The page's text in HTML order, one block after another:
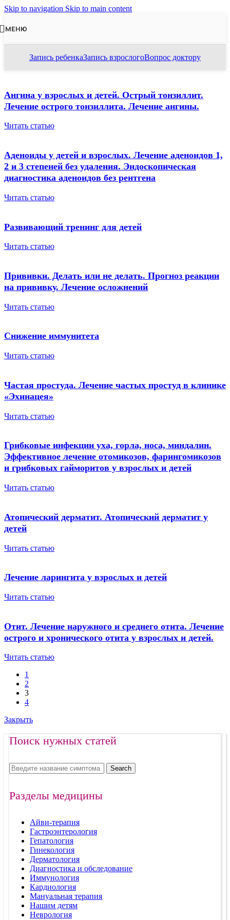
Skip to navigation Skip to main content
МЕНЮ
Запись ребенкаЗапись взрослогоВопрос доктору
Ангина у взрослых и детей. Острый тонзиллит.
Лечение острого тонзиллита. Лечение ангины.
Читать статью
Аденоиды у детей и взрослых. Лечение аденоидов 1,
2 и 3 степеней без удаления. Эндоскопическая
диагностика аденоидов без рентгена
Читать статью
Развивающий тренинг для детей
Читать статью
Прививки. Делать или не делать. Прогноз реакции
на прививку. Лечение осложнений
Читать статью
Снижение иммунитета
Читать статью
Частая простуда. Лечение частых простуд в клинике
«Эхинацея»
Читать статью
Грибковые инфекции уха, горла, носа, миндалин.
Эффективное лечение отомикозов, фарингомикозов
и грибковых гайморитов у взрослых и детей
Читать статью
Атопический дерматит. Атопический дерматит у
детей
Читать статью
Лечение ларингита у взрослых и детей
Читать статью
Отит. Лечение наружного и среднего отита. Лечение
острого и хронического отита у взрослых и детей.
Читать статью
1
2
3
4
Закрыть
Поиск нужных статей
Search
Разделы медицины
Айви-терапия
Гастроэнтерология
Гепатология
Гинекология
Дерматология
Диагностика и обследование
Иммунология
Кардиология
Мануальная терапия
Нашим детям
Неврология